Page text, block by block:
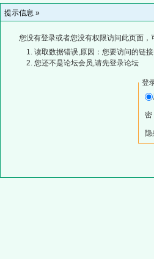
提示信息 »
您没有登录或者您没有权限访问此页面，
读取数据错误,原因：您要访问的链
您还不是论坛会员,请先登录论坛
登
隐